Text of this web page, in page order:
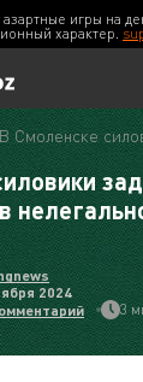
игры на
характер.
В Смоленске
2024
3